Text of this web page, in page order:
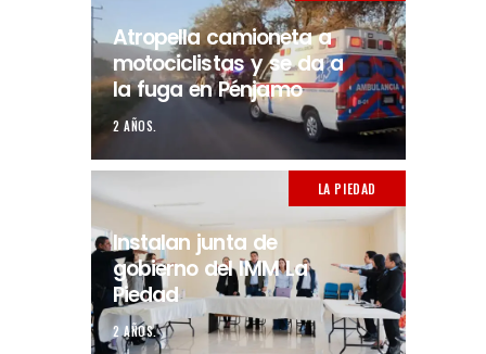
Atropella camioneta a
motociclistas y se da a
la fuga en Pénjamo
2 AÑOS.
LA PIEDAD
Instalan junta de
gobierno del IMM La
Piedad
2 AÑOS.